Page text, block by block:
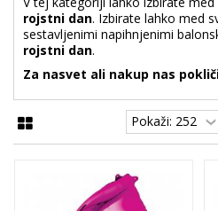
rojstni dan. Izbirate lahko med
sestavljenimi napihnjenimi
rojstni dan.
Za nasvet ali nakup nas